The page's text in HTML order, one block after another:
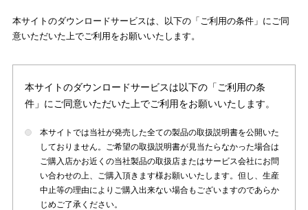
本サイトのダウンロードサービスは、以下の「ご利用の条件」にご同
意いただいた上でご利用をお願いいたします。
本サイトのダウンロードサービスは以下の「ご利用の条
件」にご同意いただいた上でご利用をお願いいたします。
本サイトでは当社が発売した全ての製品の取扱説明書を公開いた
しておりません。ご希望の取扱説明書が見当たらなかった場合は
ご購入店かお近くの当社製品の取扱店またはサービス会社にお問
い合わせの上、ご購入頂きます様お願いいたします。但し、生産
中止等の理由によりご購入出来ない場合もございますのであらか
じめご了承ください。